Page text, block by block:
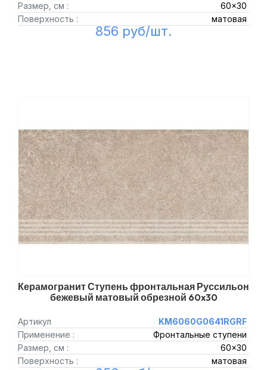
Размер, см :
60x30
Поверхность :
матовая
856 руб/шт.
Керамогранит Ступень фронтальная Руссильон
бежевый матовый обрезной 60x30
Артикул
KM6060G0641RGRF
Применение :
Фронтальные ступени
Размер, см :
60x30
Поверхность :
матовая